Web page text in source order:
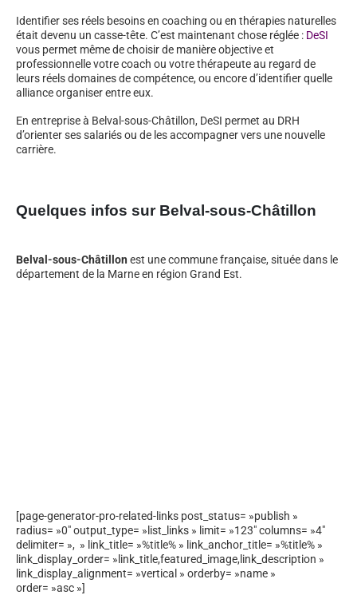
Identifier ses réels besoins en coaching ou en thérapies naturelles
était devenu un casse-tête. C’est maintenant chose réglée : DeSI
vous permet même de choisir de manière objective et
professionnelle votre coach ou votre thérapeute au regard de
leurs réels domaines de compétence, ou encore d’identifier quelle
alliance organiser entre eux.
En entreprise à Belval-sous-Châtillon, DeSI permet au DRH
d’orienter ses salariés ou de les accompagner vers une nouvelle
carrière.
Quelques infos sur Belval-sous-Châtillon
Belval-sous-Châtillon est une commune française, située dans le
département de la Marne en région Grand Est.
[page-generator-pro-related-links post_status= »publish »
radius= »0″ output_type= »list_links » limit= »123″ columns= »4″
delimiter= », » link_title= »%title% » link_anchor_title= »%title% »
link_display_order= »link_title,featured_image,link_description »
link_display_alignment= »vertical » orderby= »name »
order= »asc »]